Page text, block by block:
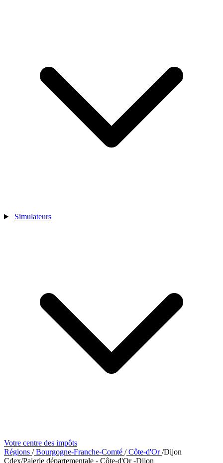
Simulateurs
Votre centre des impôts
Régions /Bourgogne-Franche-Comté /Côte-d'Or/Dijon
Cdex/Paierie départementale - Côte-d'Or -Dijon